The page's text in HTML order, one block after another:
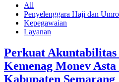
All
Penyelenggara Haji dan
Kepegawaian
Layanan
Perkuat
Kemenag Monev
Kabupaten Semarang